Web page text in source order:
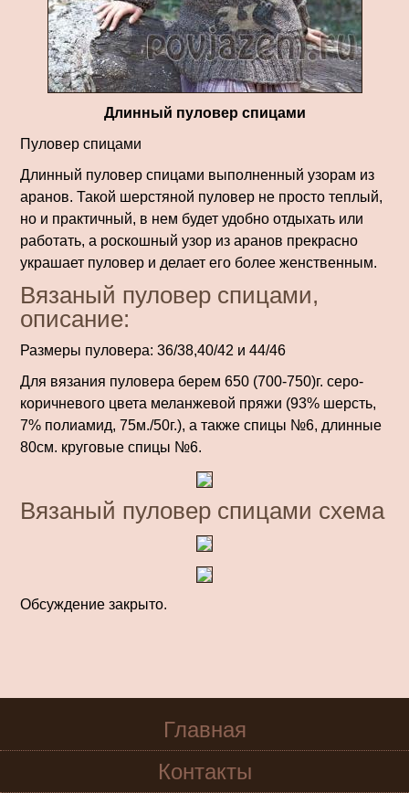
Длинный пуловер спицами
Пуловер спицами
Длинный пуловер спицами выполненный узорам из
аранов. Такой шерстяной пуловер не просто теплый,
но и практичный, в нем будет удобно отдыхать или
работать, а роскошный узор из аранов прекрасно
украшает пуловер и делает его более женственным.
Вязаный пуловер спицами,
описание:
Размеры пуловера: 36/38,40/42 и 44/46
Для вязания пуловера берем 650 (700-750)г. серо-
коричневого цвета ме­ланжевой пряжи (93% шерсть,
7% полиамид, 75м./50г.), а также спицы №6, длинные
80см. круговые спицы №6.
Вязаный пуловер спицами схема
Обсуждение закрыто.
Главная
Контакты